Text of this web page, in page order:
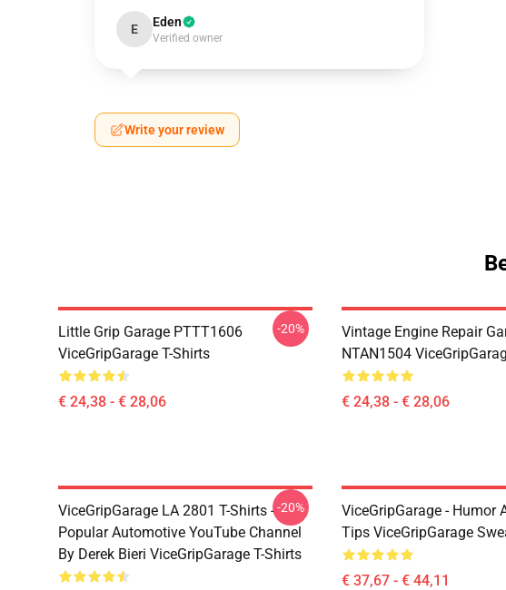
E Eden
Verified owner
Write your review
Little Grip Garage PTTT1606
ViceGripGarage T-Shirts
€ 24,38 - € 28,06
-20%
Vintage Engine Repair
NTAN1504
€ 24,38 - € 28,06
ViceGripGarage LA 2801 T-Shirts -
Popular Automotive YouTube Channel
By Derek Bieri ViceGripGarage T-Shirts
-20%
ViceGripGarage - Humor
Tips ViceGripGarage
€ 37,67 - € 44,11